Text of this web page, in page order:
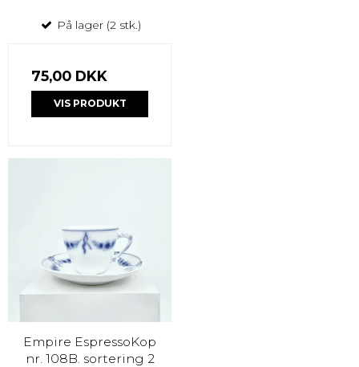
På lager (2 stk.)
75,00 DKK
VIS PRODUKT
Empire EspressoKop
nr. 108B. sortering 2